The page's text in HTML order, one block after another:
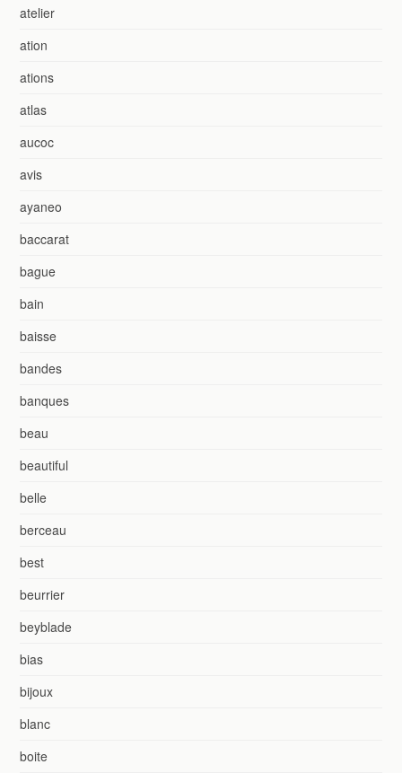
atelier
ation
ations
atlas
aucoc
avis
ayaneo
baccarat
bague
bain
baisse
bandes
banques
beau
beautiful
belle
berceau
best
beurrier
beyblade
bias
bijoux
blanc
boite